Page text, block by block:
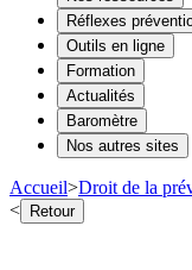
Réflexes
Outils en ligne
Formation
Actualités
Baromètre
Nos autres sites
Accueil>Droit de la
< Retour